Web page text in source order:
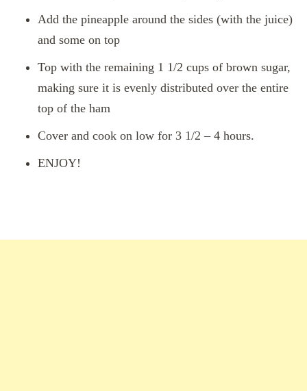
Add the pineapple around the sides (with the juice)
and some on top
Top with the remaining 1 1/2 cups of brown sugar,
making sure it is evenly distributed over the entire
top of the ham
Cover and cook on low for 3 1/2 – 4 hours.
ENJOY!